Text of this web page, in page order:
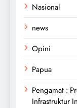
Nasional
news
Opini
Papua
Pengamat :
Infrastruktur